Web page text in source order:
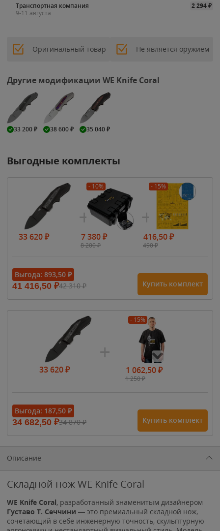
Транспортная компания
2 294₽
9-11 августа
Оригинальный товар Не является оружием
Другие модификации WE Knife Coral
33 200₽ 38 600₽ 35 040₽
Выгодные комплекты
33 620₽
- 10%
7 380₽
8 200₽
- 15%
416,50₽
490₽
Выгода: 893,50 ₽
41 416,50 ₽42 310₽ Купить комплект
33 620₽
- 15%
1 062,50₽
1 250₽
1 615₽
1 900₽1 900₽
Выгода: 187,50 ₽
34 682,50 ₽34 870₽ Купить комплект
Описание
Складной нож WE Knife Coral
WE Knife Coral, разработанный знаменитым дизайнером
Густаво Т. Сеччини — это премиальный складной нож,
сочетающий в себе инженерную точность, скульптурную